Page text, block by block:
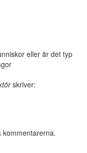
eller är det typ
skriver:
kommentarerna.